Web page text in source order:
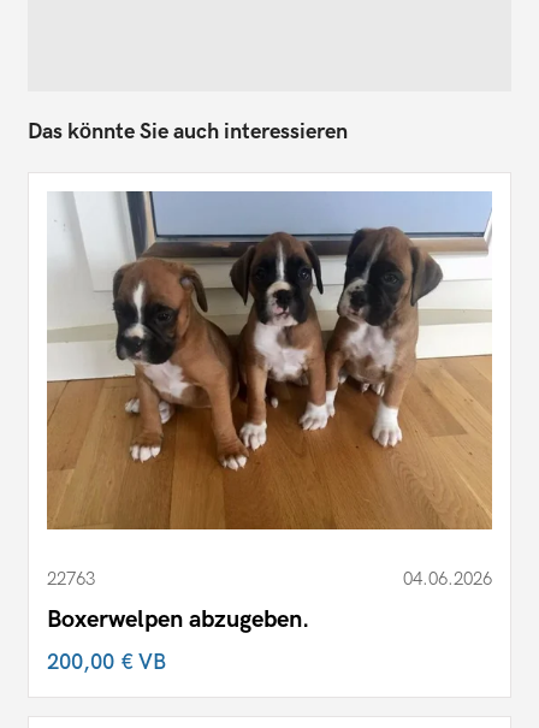
Das könnte Sie auch interessieren
22763 04.06.2026
Boxerwelpen abzugeben.
200,00 €VB